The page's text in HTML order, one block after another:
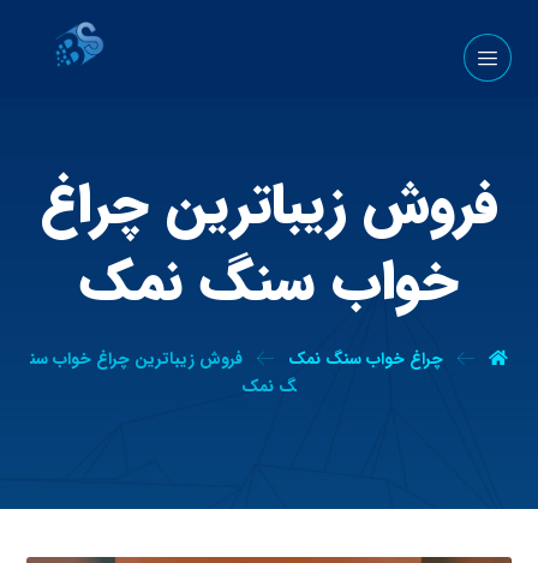
فروش زیباترین چراغ
خواب سنگ نمک
چراغ خواب سنگ نمک
فروش زیباترین چراغ خواب سن
گ نمک